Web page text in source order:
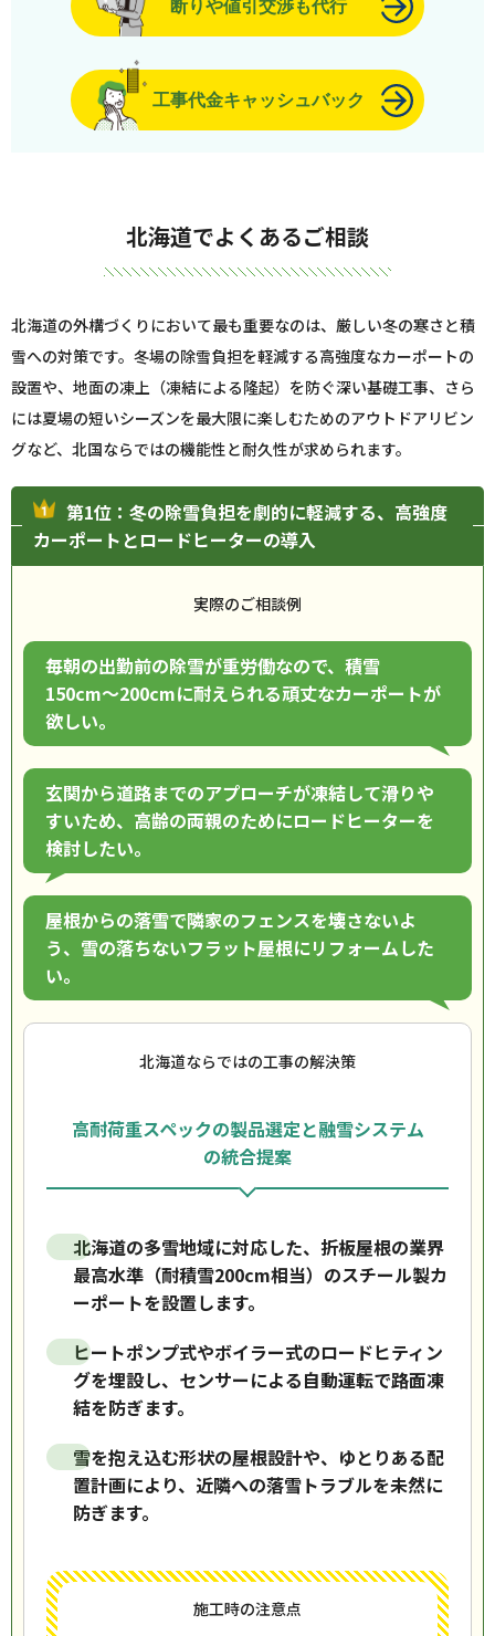
断りや値引交渉も代行
工事代金キャッシュバック
北海道でよくあるご相談
北海道の外構づくりにおいて最も重要なのは、厳しい冬の寒さと積
雪への対策です。冬場の除雪負担を軽減する高強度なカーポートの
設置や、地面の凍上（凍結による隆起）を防ぐ深い基礎工事、さら
には夏場の短いシーズンを最大限に楽しむためのアウトドアリビン
グなど、北国ならではの機能性と耐久性が求められます。
第1位：冬の除雪負担を劇的に軽減する、高強度
カーポートとロードヒーターの導入
実際のご相談例
毎朝の出勤前の除雪が重労働なので、積雪
150cm〜200cmに耐えられる頑丈なカーポートが
欲しい。
玄関から道路までのアプローチが凍結して滑りや
すいため、高齢の両親のためにロードヒーターを
検討したい。
屋根からの落雪で隣家のフェンスを壊さないよ
う、雪の落ちないフラット屋根にリフォームした
い。
北海道ならではの工事の解決策
高耐荷重スペックの製品選定と融雪システム
の統合提案
北海道の多雪地域に対応した、折板屋根の業界
最高水準（耐積雪200cm相当）のスチール製カ
ーポートを設置します。
ヒートポンプ式やボイラー式のロードヒティン
グを埋設し、センサーによる自動運転で路面凍
結を防ぎます。
雪を抱え込む形状の屋根設計や、ゆとりある配
置計画により、近隣への落雪トラブルを未然に
防ぎます。
施工時の注意点